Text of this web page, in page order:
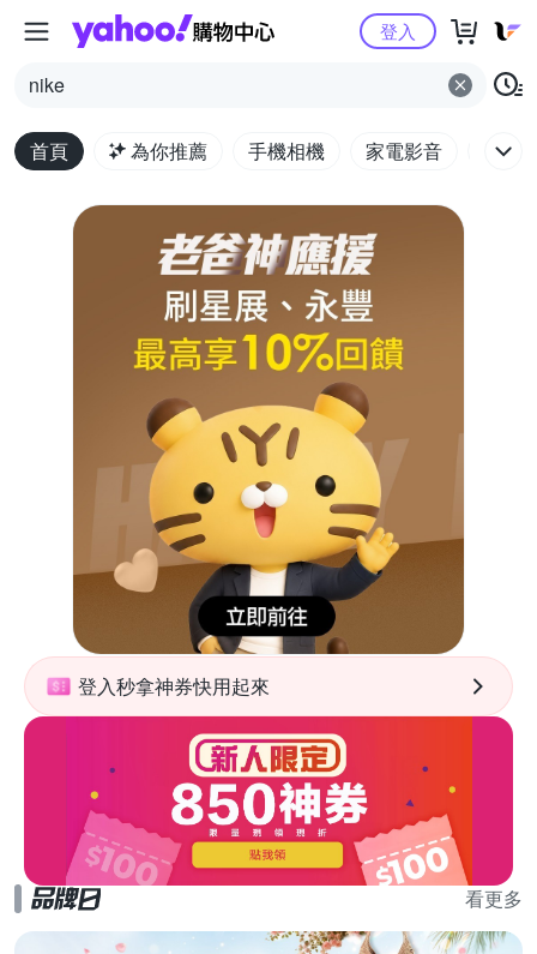
Yahoo購物中心
nike
登入
首頁 為你推薦 手機相機 家電影音 電腦
登入秒拿神券快用起來
看更多